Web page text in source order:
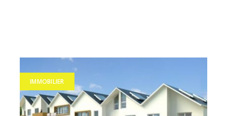
IMMOBILIER